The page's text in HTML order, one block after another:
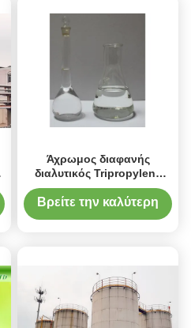
Άχρωμος διαφανής
διαλυτικός Tripropylene
TPNB αιθέρας CAS
MonoButyl γλυκόλης Νο
Βρείτε την καλύτερη